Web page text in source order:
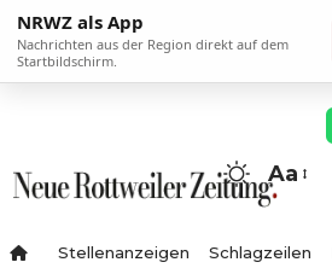
NRWZ als App
Nachrichten aus der Region direkt auf dem
Startbildschirm.
Aa
Stellenanzeigen Schlagzeilen